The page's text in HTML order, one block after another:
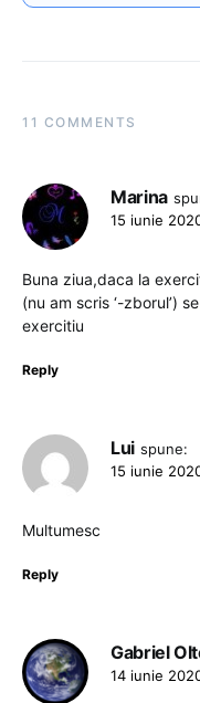
11 COMMENTS
Marina
15 iunie
Buna ziua,daca la
(nu am scris ‘-zborul’)
exercitiu
Reply
Lui spune:
15 iunie
Multumesc
Reply
Gabriel
14 iunie